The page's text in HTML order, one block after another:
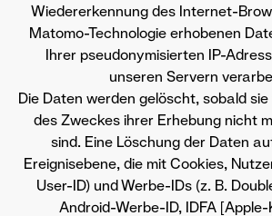
Wiedererkennung des Internet-
Matomo-Technologie erhobenen
Ihrer pseudonymisierten IP-
unseren Servern
Die Daten werden gelöscht, sobald
des Zweckes ihrer Erhebung nicht
sind. Eine Löschung der Daten
Ereignisebene, die mit Cookies,
User-ID) und Werbe-IDs (z. B.
Android-Werbe-ID, IDFA